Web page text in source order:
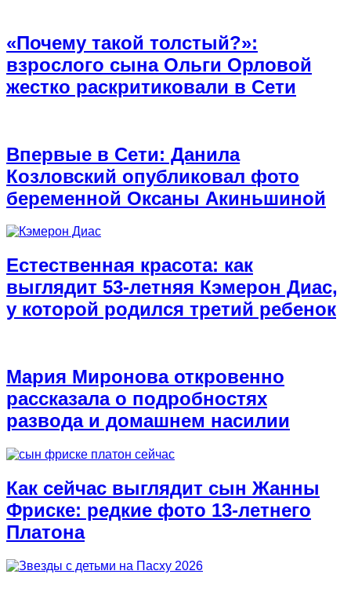
«Почему такой толстый?»:
взрослого сына Ольги Орловой
жестко раскритиковали в Сети
Впервые в Сети: Данила
Козловский опубликовал фото
беременной Оксаны Акиньшиной
Естественная красота: как
выглядит 53-летняя Кэмерон Диас,
у которой родился третий ребенок
Мария Миронова откровенно
рассказала о подробностях
развода и домашнем насилии
Как сейчас выглядит сын Жанны
Фриске: редкие фото 13-летнего
Платона